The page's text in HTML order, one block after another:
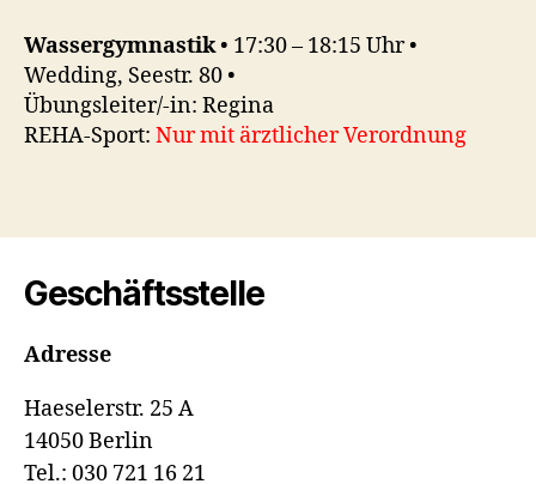
Wassergymnastik• 17:30 – 18:15 Uhr •
Wedding, Seestr. 80 •
Übungsleiter/-in: Regina
REHA-Sport: Nur mit ärztlicher Verordnung
Geschäftsstelle
Adresse
Haeselerstr. 25 A
14050 Berlin
Tel.: 030 721 16 21